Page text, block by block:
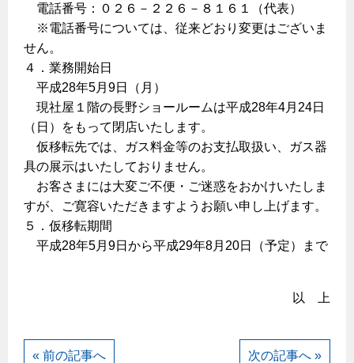
道路・敷地内で工事をされる皆さまへ
ガスを安全にお使いいただくために
安全対策
ガスメーターの役割と安全機能
古くなったガス管の交換のおすすめ
正しい接続で安全に
長期使用製品安全点検制度について
換気と給排気設備の注意点
保安体制について
導入事例
都市ガス切り替え事例
衣類乾燥機
ガスファンヒーター
ガス温水床暖房・ルームヒーター
電話番号：０２６－２２６－８１６１（代表）
※電話番号については、従来どおり変更はございま
せん。
４．業務開始日
平成28年5月9日（月）
現社屋１階の長野ショールームは平成28年4月24日
（日）をもって閉店いたします。
仮移転先では、ガス料金等のお支払取扱い、ガス器
具の展示はいたしておりません。
お客さまには大変ご不便・ご迷惑をおかけいたしま
すが、ご寛容いただきますようお願い申し上げます。
５．仮移転期間
平成28年5月9日から平成29年8月20日（予定）まで
以 上
« 前の記事へ 次の記事へ »